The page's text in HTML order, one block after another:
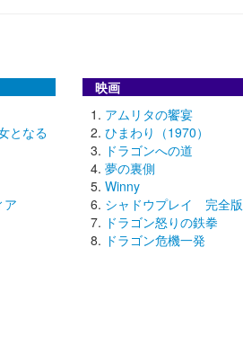
となる
ア
映画
アムリタの饗宴
ひまわり（1970）
ドラゴンへの道
夢の裏側
Winny
シャドウプレイ 完全版
ドラゴン怒りの鉄拳
ドラゴン危機一発